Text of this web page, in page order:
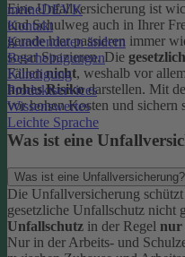
meineDEVK
Kontakt
Kundendaten ändern
Bescheinigungen
Kündigung
Produktservices
Wissenswertes
Leichte Sprache
Eine Unfallversicherung ist
und Schulweg auch in Ihrer
gerade hier passieren immer
sogar Spazieren. Die
Fällennicht, weshalb vor
hohes Risikodarstellen. Mit
vor hohen Kosten und sichern
Was ist eine
Was ist eine Unfallversicherung?
Die Unfallversicherung
gesetzliche Unfallschutz nicht
Unfallschutz in der Regel nur
Nur in der Arbeits- und